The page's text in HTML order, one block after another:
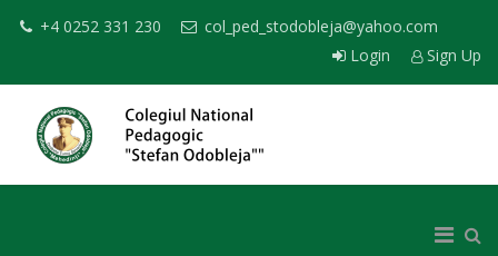
+4 0252 331 230
col_ped_stodobleja@yahoo.com
Login
Sign Up